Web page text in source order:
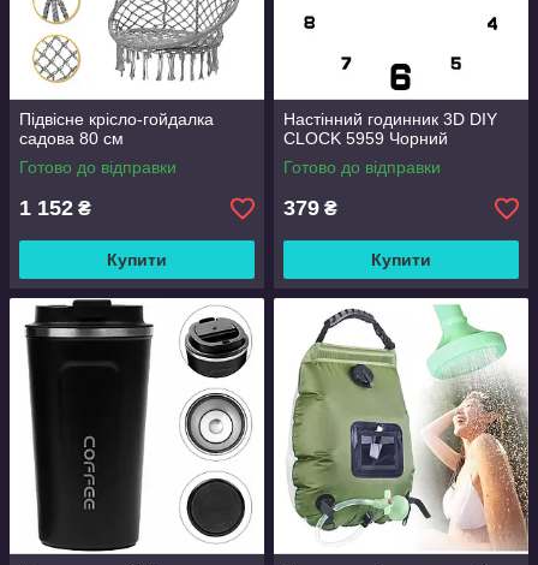
Підвісне крісло-гойдалка
садова 80 см
Готово до відправки
1 152 ₴
Купити
Настінний годинник 3D DIY
CLOCK 5959 Чорний
Готово до відправки
379 ₴
Купити